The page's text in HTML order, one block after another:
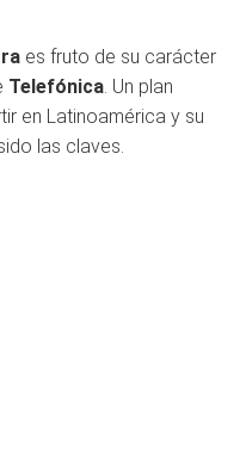
es fruto de su carácter
Telefónica. Un plan
en Latinoamérica y su
las claves.